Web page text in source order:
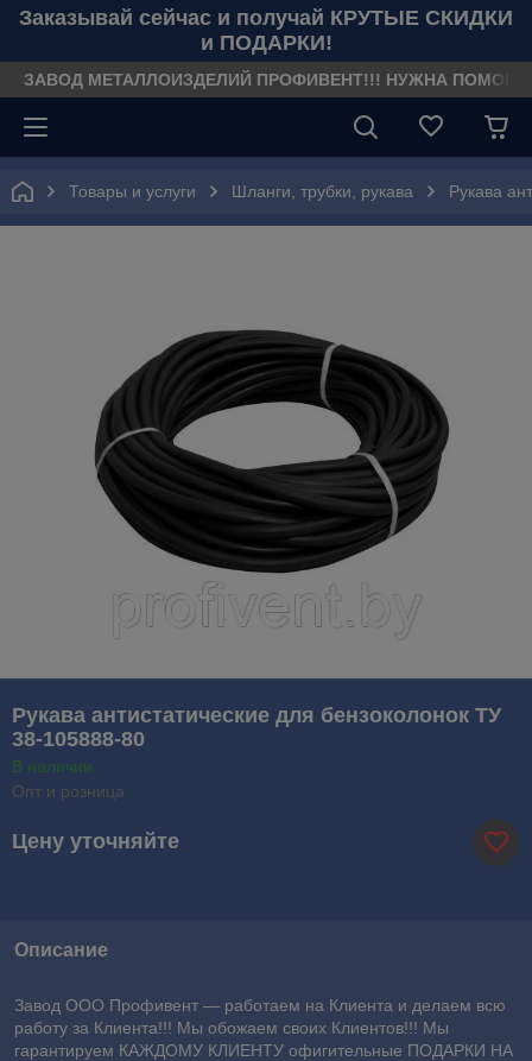
Заказывай сейчас и получай КРУТЫЕ СКИДКИ
и ПОДАРКИ!
ЗАВОД МЕТАЛЛОИЗДЕЛИЙ ПРОФИВЕНТ!!! НУЖНА
Товары и услуги Шланги, трубки, рукава Рукава
Рукава антистатические для бензоколонок ТУ
38-105888-80
В наличии
Опт и розница
Цену уточняйте
Описание
Завод ООО Профивент ― работаем на Клиента и делаем всю
работу за Клиента!!! Мы обожаем своих Клиентов!!! Мы
гарантируем КАЖДОМУ КЛИЕНТУ офигительные ПОДАРКИ НА